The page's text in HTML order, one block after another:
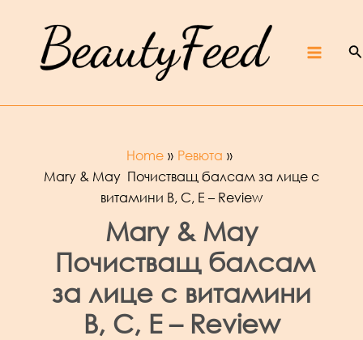
content
Menu
Home
Ревюта
Mary & May Почистващ балсам за лице с
витамини B, C, E – Review
Mary & May
Почистващ балсам
за лице с витамини
B, C, E – Review